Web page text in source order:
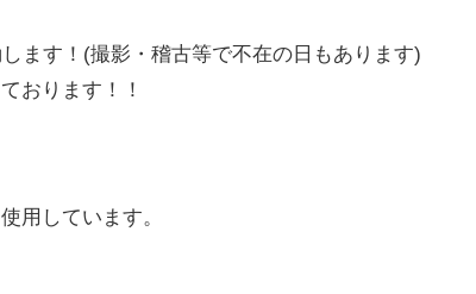
ます！(撮影・稽古等で不在の日もあります)
おります！！
用しています。